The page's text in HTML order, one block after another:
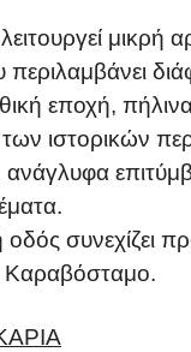
μικρή
εποχή,
ιστορικών
ανάγλυφα
συνεχίζει
Καραβόσταμο.